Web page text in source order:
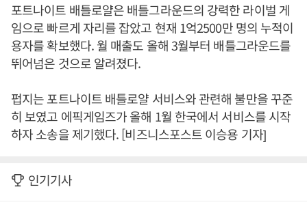
포트나이트 배틀로얄은 배틀그라운드의 강력한 라이벌 게
임으로 빠르게 자리를 잡았고 현재 1억2500만 명의 누적이
용자를 확보했다. 월 매출도 올해 3월부터 배틀그라운드를
뛰어넘은 것으로 알려졌다.
펍지는 포트나이트 배틀로얄 서비스와 관련해 불만을 꾸준
히 보였고 에픽게임즈가 올해 1월 한국에서 서비스를 시작
하자 소송을 제기했다. [비즈니스포스트 이승용 기자]
인기기사